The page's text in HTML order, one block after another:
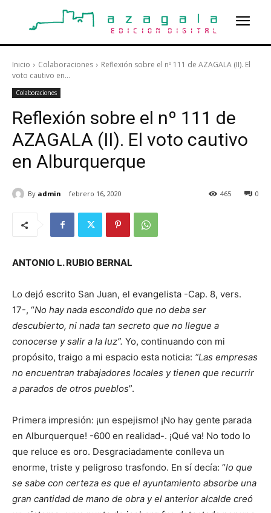
Inicio Colaboraciones
Reflexión sobre el nº 111 de AZAGALA (II). El
voto cautivo en...
Colaboraciones
Reflexión sobre el nº 111 de
AZAGALA (II). El voto cautivo
en Alburquerque
By admin febrero 16, 2020 0
465
ANTONIO L. RUBIO BERNAL
Lo dejó escrito San Juan, el evangelista -Cap. 8, vers.
17-, “No hay nada escondido que no deba ser
descubierto, ni nada tan secreto que no llegue a
conocerse y salir a la luz”. Yo, continuando con mi
propósito, traigo a mi espacio esta noticia: “Las empresas
no encuentran trabajadores locales y tienen que recurrir
a parados de otros pueblos”.
Primera impresión: ¡un espejismo! ¡No hay gente parada
en Alburquerque! -600 en realidad-. ¡Qué va! No todo lo
que reluce es oro. Desgraciadamente conlleva un
enorme, triste y peligroso trasfondo. En sí decía: “lo que
se sabe con certeza es que el ayuntamiento absorbe una
gran cantidad de mano de obra y el anterior alcalde creó